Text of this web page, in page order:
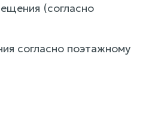
(согласно
согласно поэтажному